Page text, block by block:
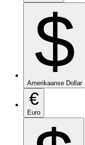
$
Amerikaanse Dollar
€
Euro